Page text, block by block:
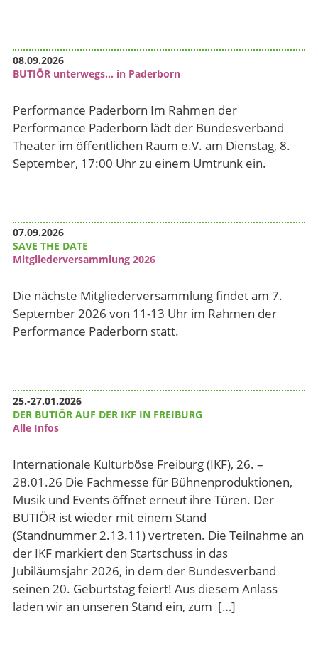
08.09.2026
BUTIÖR unterwegs… in Paderborn
Performance Paderborn Im Rahmen der
Performance Paderborn lädt der Bundesverband
Theater im öffentlichen Raum e.V. am Dienstag, 8.
September, 17:00 Uhr zu einem Umtrunk ein.
07.09.2026
SAVE THE DATE
Mitgliederversammlung 2026
Die nächste Mitgliederversammlung findet am 7.
September 2026 von 11-13 Uhr im Rahmen der
Performance Paderborn statt.
25.-27.01.2026
DER BUTIÖR AUF DER IKF IN FREIBURG
Alle Infos
Internationale Kulturböse Freiburg (IKF), 26. –
28.01.26 Die Fachmesse für Bühnenproduktionen,
Musik und Events öffnet erneut ihre Türen. Der
BUTIÖR ist wieder mit einem Stand
(Standnummer 2.13.11) vertreten. Die Teilnahme an
der IKF markiert den Startschuss in das
Jubiläumsjahr 2026, in dem der Bundesverband
seinen 20. Geburtstag feiert! Aus diesem Anlass
laden wir an unseren Stand ein, zum […]